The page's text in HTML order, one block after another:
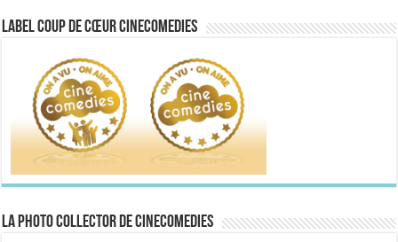
Label Coup de Cœur CineComedies
La Photo collector de CineComedies